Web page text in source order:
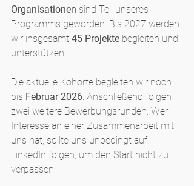
Organisationen sind Teil unseres
Programms geworden. Bis 2027 werden
wir insgesamt 45 Projekte begleiten und
unterstützen.
Die aktuelle Kohorte begleiten wir noch
bis Februar 2026 . Anschließend folgen
zwei weitere Bewerbungsrunden. Wer
Interesse an einer Zusammenarbeit mit
uns hat, sollte uns unbedingt auf
LinkedIn folgen, um den Start nicht zu
verpassen.